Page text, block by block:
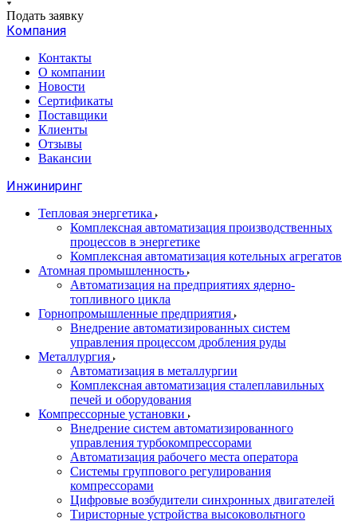
Подать заявку
Компания
Контакты
О компании
Новости
Сертификаты
Поставщики
Клиенты
Отзывы
Вакансии
Инжиниринг
Тепловая энергетика
Комплексная автоматизация производственных
процессов в энергетике
Комплексная автоматизация котельных агрегатов
Атомная промышленность
Автоматизация на предприятиях ядерно-
топливного цикла
Горнопромышленные предприятия
Внедрение автоматизированных систем
управления процессом дробления руды
Металлургия
Автоматизация в металлургии
Комплексная автоматизация сталеплавильных
печей и оборудования
Компрессорные установки
Внедрение систем автоматизированного
управления турбокомпрессорами
Автоматизация рабочего места оператора
Системы группового регулирования
компрессорами
Цифровые возбудители синхронных двигателей
Тиристорные устройства высоковольтного